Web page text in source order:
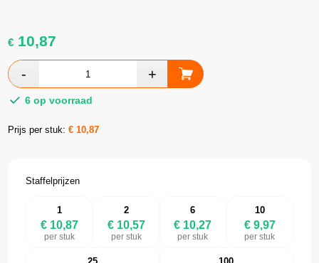
€ 10,87
6 op voorraad
Prijs per stuk:€10,87
Staffelprijzen
1
€ 10,87
per stuk
2
€ 10,57
per stuk
6
€ 10,27
per stuk
10
€ 9,97
per stuk